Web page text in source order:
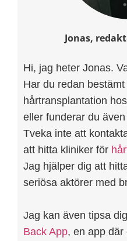
Jonas,
Hi, jag heter Jonas.
Har du redan
hårtransplantation
eller funderar du
Tveka inte att
att hitta kliniker för
Jag hjälper dig att
seriösa aktörer med
Jag kan även tipsa
Back App, en app där